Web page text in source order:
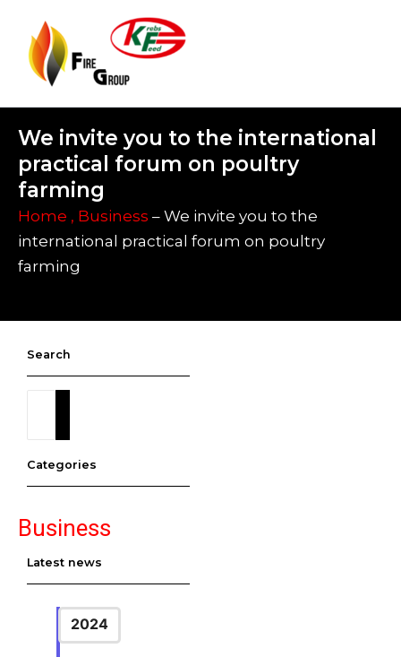
content
We invite you to the international
practical forum on poultry
farming
Home , Business – We invite you to the
international practical forum on poultry
farming
Search
Categories
Business
Latest news
2024